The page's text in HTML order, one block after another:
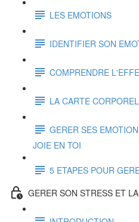
LES EMOTIONS
IDENTIFIER SON
COMPRENDRE
LA CARTE
GERER SES
JOIE EN TOI
5 ETAPES POUR
GERER SON STRESS ET